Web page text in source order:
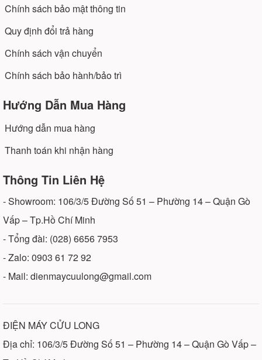
Chính sách bảo mật thông tin
Quy định đổi trả hàng
Chính sách vận chuyển
Chính sách bảo hành/bảo trì
Hướng Dẫn Mua Hàng
Hướng dẫn mua hàng
Thanh toán khi nhận hàng
Thông Tin Liên Hệ
- Showroom: 106/3/5 Đường Số 51 – Phường 14 – Quận Gò
Vấp – Tp.Hồ Chí Minh
- Tổng đài: (028) 6656 7953
- Zalo: 0903 61 72 92
- Mail: dienmaycuulong@gmail.com
ĐIỆN MÁY CỬU LONG
Địa chỉ: 106/3/5 Đường Số 51 – Phường 14 – Quận Gò Vấp –